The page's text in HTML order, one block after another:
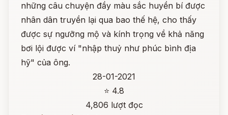
những câu chuyện đầy màu sắc huyền bí được
nhân dân truyền lại qua bao thế hệ, cho thấy
được sự ngưỡng mộ và kính trọng về khả năng
bơi lội được ví "nhập thuỷ như phúc bình địa
hỹ" của ông.
28-01-2021
⭐ 4.8
4,806 lượt đọc